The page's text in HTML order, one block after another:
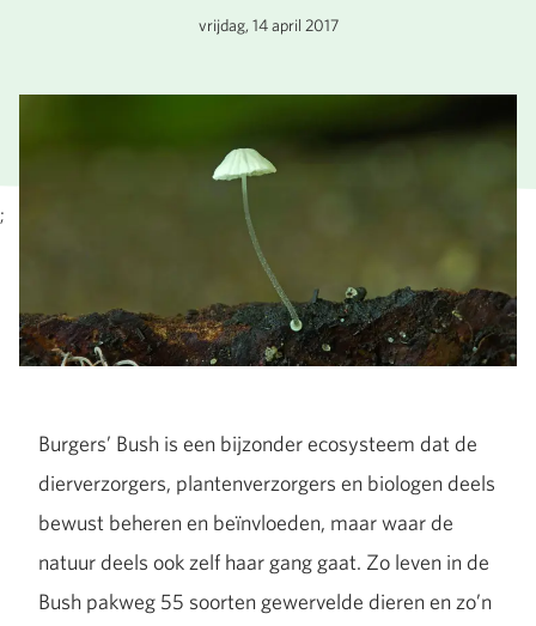
;
vrijdag, 14 april 2017
Burgers’ Bush is een bijzonder ecosysteem dat de
dierverzorgers, plantenverzorgers en biologen deels
bewust beheren en beïnvloeden, maar waar de
natuur deels ook zelf haar gang gaat. Zo leven in de
Bush pakweg 55 soorten gewervelde dieren en zo’n